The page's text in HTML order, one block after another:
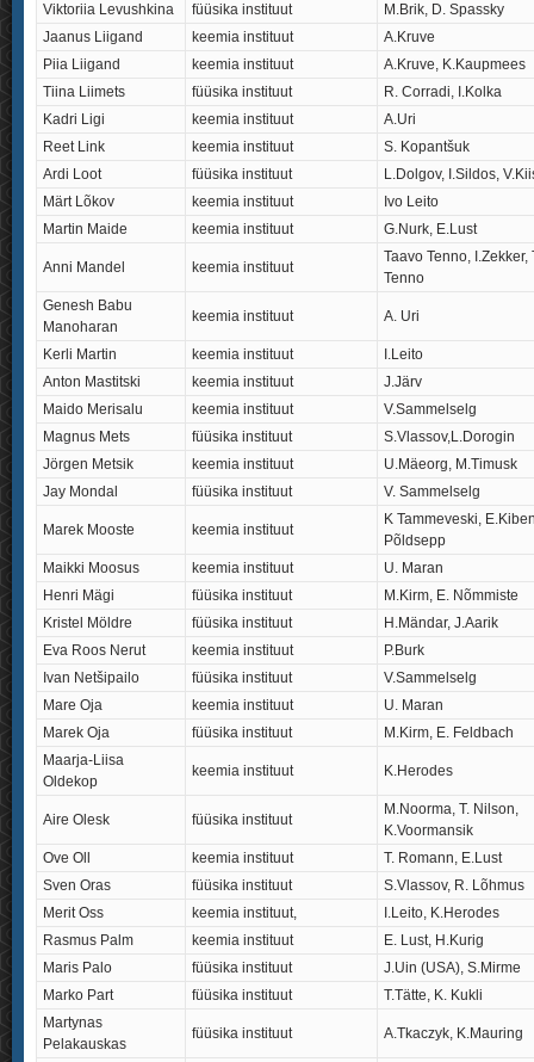
Viktoriia Levushkina
füüsika instituut
M.Brik, D. Spassky
Jaanus Liigand
keemia instituut
A.Kruve
Piia Liigand
keemia instituut
A.Kruve, K.Kaupmees
Tiina Liimets
füüsika instituut
R. Corradi, I.Kolka
Kadri Ligi
keemia instituut
A.Uri
Reet Link
keemia instituut
S. Kopantšuk
Ardi Loot
füüsika instituut
L.Dolgov, I.Sildos,
Märt Lõkov
keemia instituut
Ivo Leito
Martin Maide
keemia instituut G.Nurk, E.Lust
Anni Mandel keemia instituut
Taavo Tenno, I.Zekker,
Tenno
Genesh Babu
Manoharan
keemia instituut A. Uri
Kerli Martin keemia instituut
I.Leito
Anton Mastitski
keemia instituut
J.Järv
Maido Merisalu
keemia instituut
V.Sammelselg
Magnus Mets
füüsika instituut
S.Vlassov,L.Dorogin
Jörgen Metsik
keemia instituut
U.Mäeorg, M.Timusk
Jay Mondal
füüsika instituut V. Sammelselg
Marek Mooste keemia instituut
K Tammeveski,
Põldsepp
Maikki Moosus
keemia instituut
U. Maran
Henri Mägi
füüsika instituut
M.Kirm, E. Nõmmiste
Kristel Möldre
füüsika instituut
H.Mändar, J.Aarik
Eva Roos Nerut
keemia instituut
P.Burk
Ivan Netšipailo
füüsika instituut
V.Sammelselg
Mare Oja
keemia instituut
U. Maran
Marek Oja
füüsika instituut
M.Kirm, E. Feldbach
Maarja-Liisa
Oldekop
keemia instituut K.Herodes
Aire Olesk füüsika instituut
M.Noorma, T. Nilson,
K.Voormansik
Ove Oll
keemia instituut
T. Romann, E.Lust
Sven Oras
füüsika instituut
S.Vlassov, R. Lõhmus
Merit Oss
keemia instituut,
I.Leito, K.Herodes
Rasmus Palm
keemia instituut
E. Lust, H.Kurig
Maris Palo
füüsika instituut
J.Uin (USA), S.Mirme
Marko Part
füüsika instituut
T.Tätte, K. Kukli
Martynas
Pelakauskas
füüsika instituut A.Tkaczyk, K.Mauring